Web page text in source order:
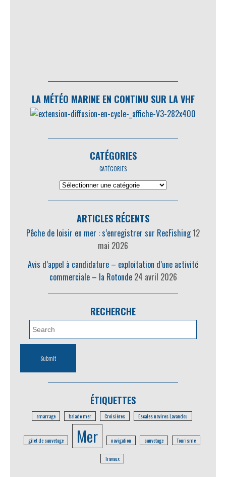
LA MÉTÉO MARINE EN CONTINU SUR LA VHF
CATÉGORIES
CATÉGORIES
ARTICLES RÉCENTS
Pêche de loisir en mer : s’enregistrer sur RecFishing12
mai 2026
Avis d’appel à candidature – exploitation d’une activité
commerciale – la Rotonde 24 avril 2026
RECHERCHE
ÉTIQUETTES
amarrage balade mer Croisières Escales navires Lavandou
gilet de sauvetage Mer navigation sauvetage Tourisme
Travaux